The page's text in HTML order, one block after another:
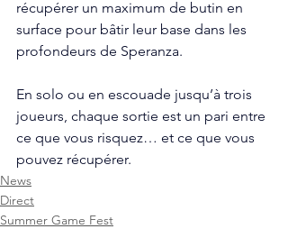
récupérer un maximum de butin en
surface pour bâtir leur base dans les
profondeurs de Speranza.
En solo ou en escouade jusqu’à trois
joueurs, chaque sortie est un pari entre
ce que vous risquez… et ce que vous
pouvez récupérer.
News
Direct
Summer Game Fest